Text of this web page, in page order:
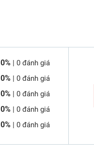
0% | 0 đánh giá
0% | 0 đánh giá
0% | 0 đánh giá
0% | 0 đánh giá
0% | 0 đánh giá